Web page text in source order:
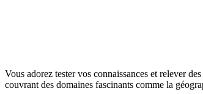
Vous adorez tester vos connaissances et relever
couvrant des domaines fascinants comme la